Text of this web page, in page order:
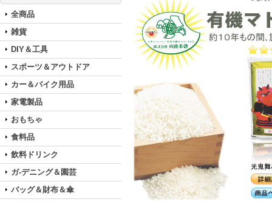
全商品
雑貨
DIY＆工具
スポーツ＆アウトドア
カー＆バイク用品
家電製品
おもちゃ
食料品
飲料ドリンク
ガ-デニング＆園芸
バッグ＆財布＆傘